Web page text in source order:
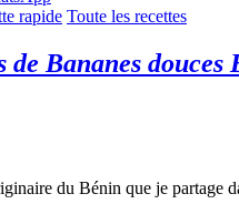
rapide Toute les recettes
de Bananes douces
du Bénin que je partage